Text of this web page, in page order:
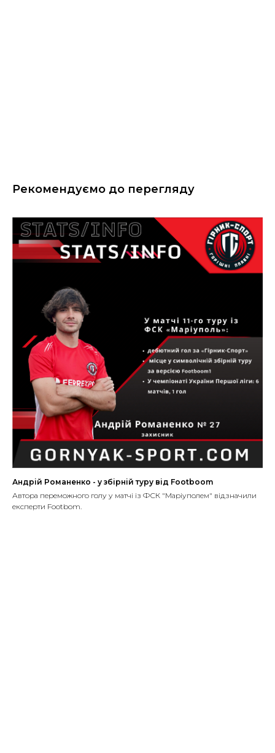
Рекомендуємо до перегляду
Андрій Романенко - у збірній туру від Footboom
Автора переможного голу у матчі із ФСК "Маріуполем" відзначили
експерти Footbom.